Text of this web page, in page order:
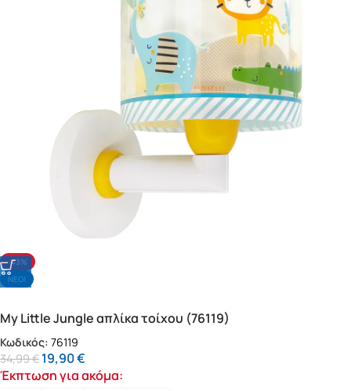
-43%
NΕΟ!
My Little Jungle απλίκα τοίχου (76119)
Κωδικός: 76119
34,99€ 19,90€
Έκπτωση για ακόμα: